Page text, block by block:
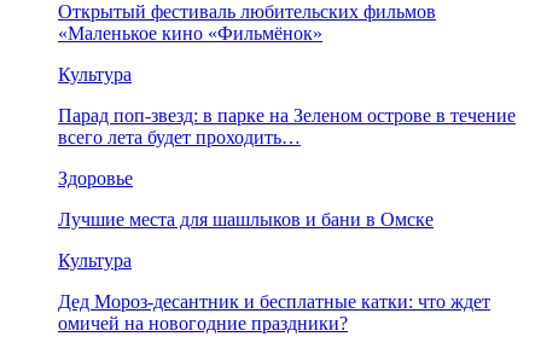
Открытый фестиваль любительских фильмов
«Маленькое кино «Фильмёнок»
Культура
Парад поп-звезд: в парке на Зеленом острове в течение
всего лета будет проходить…
Здоровье
Лучшие места для шашлыков и бани в Омске
Культура
Дед Мороз-десантник и бесплатные катки: что ждет
омичей на новогодние праздники?